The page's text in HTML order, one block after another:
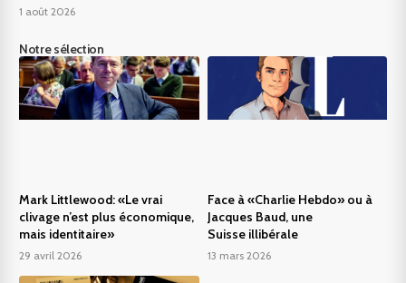
1 août 2026
Notre sélection
Mark Littlewood: «Le vrai
clivage n’est plus économique,
mais identitaire»
29 avril 2026
Face à «Charlie Hebdo» ou à
Jacques Baud, une
Suisse illibérale
13 mars 2026